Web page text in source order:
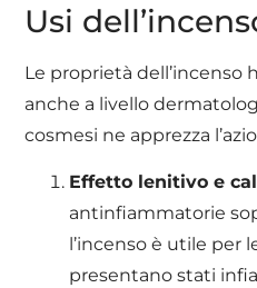
Usi
Le proprietà
anche a livello
cosmesi ne apprezza
Effetto lenitivo e
antinfiammatorie
l’incenso è utile per
presentano stati